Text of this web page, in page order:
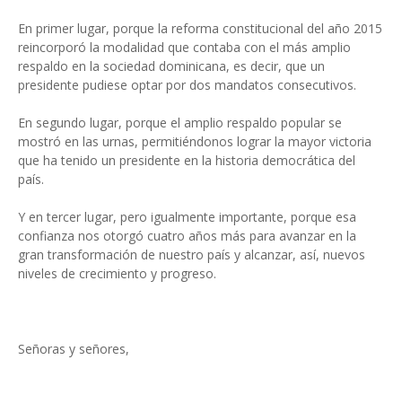
En primer lugar, porque la reforma constitucional del año 2015
reincorporó la modalidad que contaba con el más amplio
respaldo en la sociedad dominicana, es decir, que un
presidente pudiese optar por dos mandatos consecutivos.
En segundo lugar, porque el amplio respaldo popular se
mostró en las urnas, permitiéndonos lograr la mayor victoria
que ha tenido un presidente en la historia democrática del
país.
Y en tercer lugar, pero igualmente importante, porque esa
confianza nos otorgó cuatro años más para avanzar en la
gran transformación de nuestro país y alcanzar, así, nuevos
niveles de crecimiento y progreso.
Señoras y señores,